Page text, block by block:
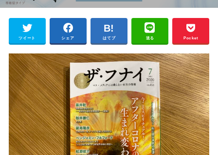
ツイート シェア はてブ 送る Pocket